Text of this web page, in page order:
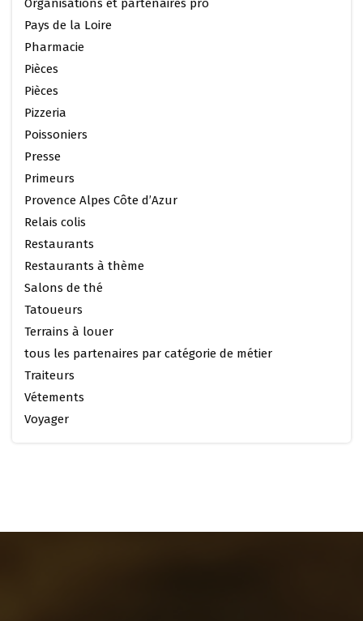
Organisations et partenaires pro
Pays de la Loire
Pharmacie
Pièces
Pièces
Pizzeria
Poissoniers
Presse
Primeurs
Provence Alpes Côte d’Azur
Relais colis
Restaurants
Restaurants à thème
Salons de thé
Tatoueurs
Terrains à louer
tous les partenaires par catégorie de métier
Traiteurs
Vétements
Voyager